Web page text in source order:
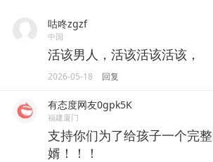
咕咚zgzf
中国
活该男人，活该活该活该，
2026-05-18 回复
有态度网友0gpk5K
福建厦门
支持你们为了给孩子一个完
婿！！！